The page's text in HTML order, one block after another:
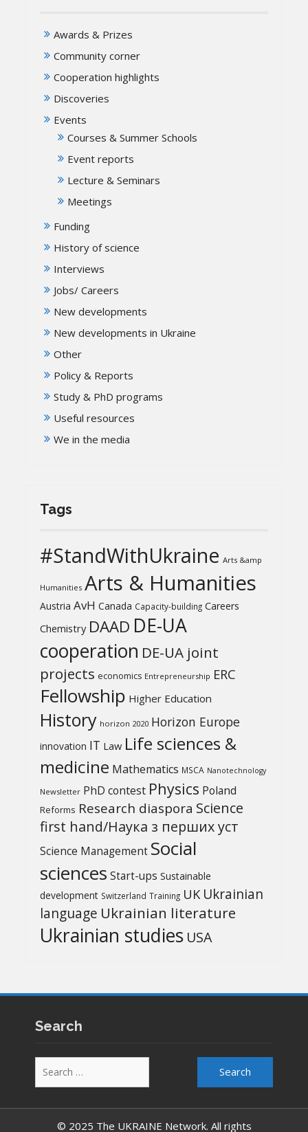
Awards & Prizes
Community corner
Cooperation highlights
Discoveries
Events
Courses & Summer Schools
Event reports
Lecture & Seminars
Meetings
Funding
History of science
Interviews
Jobs/ Careers
New developments
New developments in Ukraine
Other
Policy & Reports
Study & PhD programs
Useful resources
We in the media
Tags
#StandWithUkraine Arts &amp
Humanities Arts & Humanities
Austria AvH Canada Capacity-building Careers
Chemistry DAAD DE-UA
cooperation DE-UA joint
projects economics Entrepreneurship ERC
Fellowship Higher Education
History horizon 2020 Horizon Europe
innovation IT Law Life sciences &
medicine Mathematics MSCA Nanotechnology
Newsletter PhD contest Physics Poland
Reforms Research diaspora Science
first hand/Наука з перших уcт
Science Management Social
sciences Start-ups Sustainable
development Switzerland Training UK Ukrainian
language Ukrainian literature
Ukrainian studies USA
Search
for:
© 2025 The UKRAINE Network. All rights